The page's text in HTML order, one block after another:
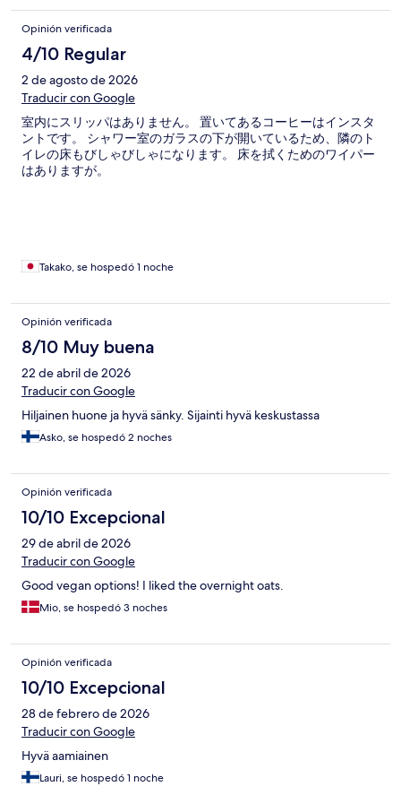
Opinión verificada
4/10 Regular
2 de agosto de 2026
Traducir con Google
室内にスリッパはありません。 置いてあるコーヒーはインスタ
ントです。 シャワー室のガラスの下が開いているため、隣のト
イレの床もびしゃびしゃになります。 床を拭くためのワイパー
はありますが。
Takako, se hospedó 1 noche
Opinión verificada
8/10 Muy buena
22 de abril de 2026
Traducir con Google
Hiljainen huone ja hyvä sänky. Sijainti hyvä keskustassa
Asko, se hospedó 2 noches
Opinión verificada
10/10 Excepcional
29 de abril de 2026
Traducir con Google
Good vegan options! I liked the overnight oats.
Mio, se hospedó 3 noches
Opinión verificada
10/10 Excepcional
28 de febrero de 2026
Traducir con Google
Hyvä aamiainen
Lauri, se hospedó 1 noche